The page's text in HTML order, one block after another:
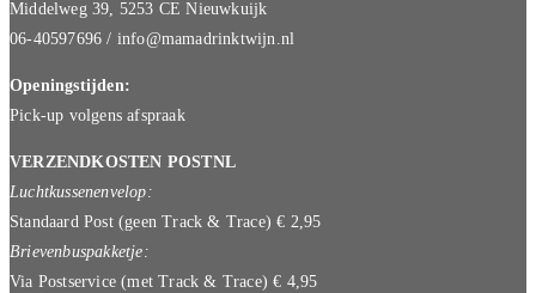
Middelweg 39, 5253 CE Nieuwkuijk
06-40597696 / info@mamadrinktwijn.nl
Openingstijden:
Pick-up volgens afspraak
VERZENDKOSTEN POSTNL
Luchtkussenenvelop:
Standaard Post (geen Track & Trace) € 2,95
Brievenbuspakketje:
Via Postservice (met Track & Trace) € 4,95